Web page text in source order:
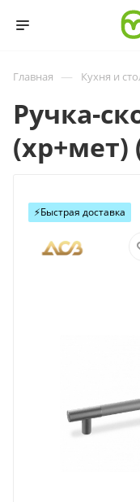
Главная — Кухня и
Ручка-
(хр+мет)
⚡️Быстрая доставка